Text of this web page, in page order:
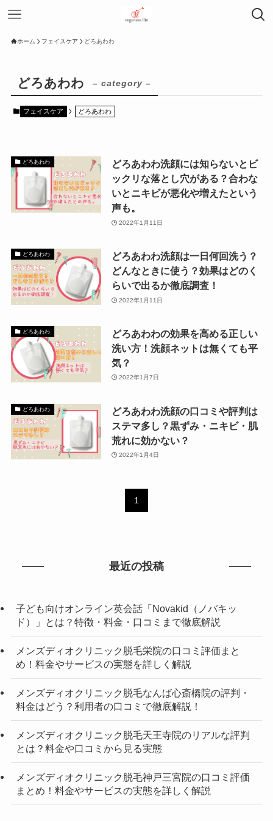
ホーム フェイスケア どろあわわ
どろあわわ – category –
フェイスケア どろあわわ
どろあわわ
どろあわわ洗顔には知らないとビ
ックリな落とし穴がある？合わな
いとニキビが悪化や増えたという
声も。
2022年1月11日
どろあわわ
どろあわわ洗顔は一日何回洗う？
どんなときに使う？効果はどのく
らいで出るか徹底調査！
2022年1月11日
どろあわわ
どろあわわの効果を高める正しい
洗い方！洗顔ネットは無くても平
気？
2022年1月7日
どろあわわ
どろあわわ洗顔の口コミや評判は
ステマ多し？黒ずみ・ニキビ・肌
荒れに効かない？
2022年1月4日
1
最近の投稿
子ども向けオンライン英会話「Novakid（ノバキッ
ド）」とは？特徴・料金・口コミまで徹底解説
メンズディオクリニック脱毛栄院の口コミ評価まと
め！料金やサービスの実態を詳しく解説
メンズディオクリニック脱毛なんば心斎橋院の評判・
料金はどう？利用者の口コミで徹底解説！
メンズディオクリニック脱毛天王寺院のリアルな評判
とは？料金や口コミから見る実態
メンズディオクリニック脱毛神戸三宮院の口コミ評価
まとめ！料金やサービスの実態を詳しく解説